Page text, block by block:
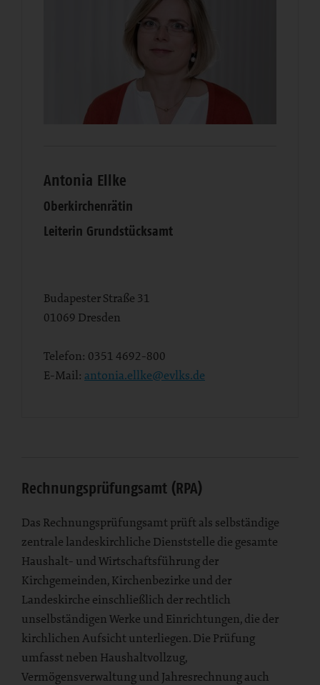
Antonia Ellke
Oberkirchenrätin
Leiterin Grundstücksamt
Budapester Straße 31
01069 Dresden
Telefon: 0351 4692-800
E-Mail: antonia.ellke@evlks.de
Rechnungsprüfungsamt (RPA)
Das Rechnungsprüfungsamt prüft als selbständige
zentrale landeskirchliche Dienststelle die gesamte
Haushalt- und Wirtschaftsführung der
Kirchgemeinden, Kirchenbezirke und der
Landeskirche einschließlich der rechtlich
unselbständigen Werke und Einrichtungen, die der
kirchlichen Aufsicht unterliegen. Die Prüfung
umfasst neben Haushaltvollzug,
Vermögensverwaltung und Jahresrechnung auch